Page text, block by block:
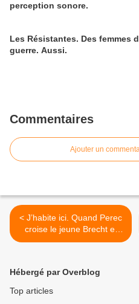
perception sonore.
Les Résistantes. Des femmes
guerre. Aussi.
Commentaires
Ajouter un
< J’habite ici. Quand Perec
croise le jeune Brecht et
Labiche
Hébergé par Overblog
Top articles